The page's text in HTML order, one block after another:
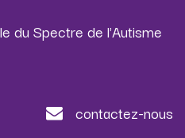
du Spectre de l'Autisme
contactez-nous